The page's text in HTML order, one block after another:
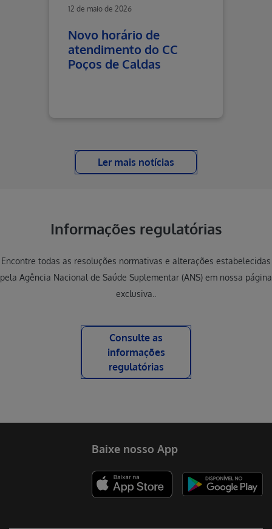
12 de maio de 2026
Novo horário de
atendimento do CC
Poços de Caldas
Ler mais notícias
Informações regulatórias
Encontre todas as resoluções normativas e alterações estabelecidas
pela Agência Nacional de Saúde Suplementar (ANS) em nossa página
exclusiva..
Consulte as
informações
regulatórias
Baixe nosso App